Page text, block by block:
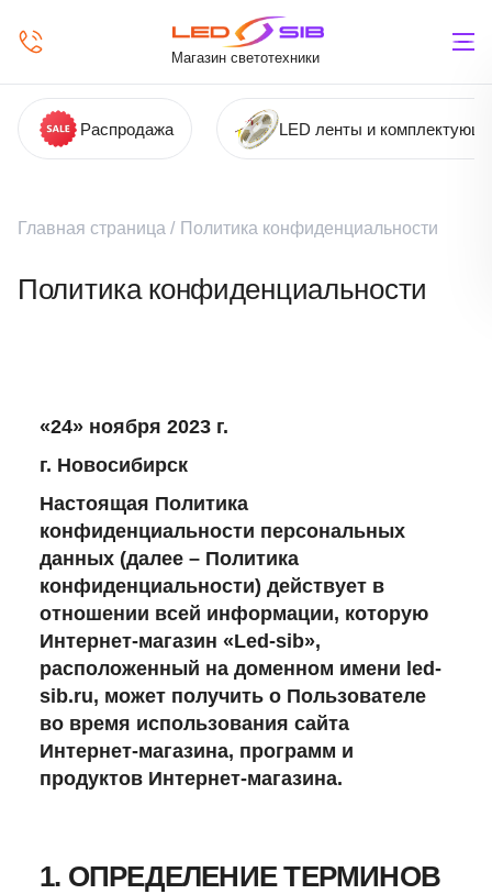
Магазин светотехники
Распродажа LED ленты и
Главная страница / Политика конфиденциальности
Политика конфиденциальности
«24» ноября 2023 г.
г. Новосибирск
Настоящая Политика
конфиденциальности персональных
данных (далее – Политика
конфиденциальности) действует в
отношении всей информации, которую
Интернет-магазин «Led-sib»,
расположенный на доменном имени led-
sib.ru, может получить о Пользователе
во время использования сайта
Интернет-магазина, программ и
продуктов Интернет-магазина.
1. ОПРЕДЕЛЕНИЕ ТЕРМИНОВ